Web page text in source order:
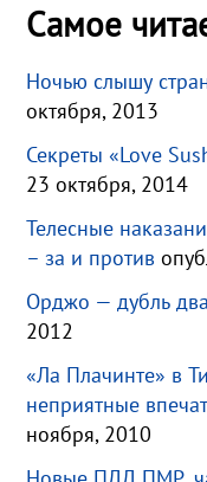
Самое
Ночью слышу
октября, 2013
Секреты «Love
23 октября, 2014
Телесные
– за и против
Орджо — дубль два
2012
«Ла Плачинте» в
неприятные
ноября, 2010